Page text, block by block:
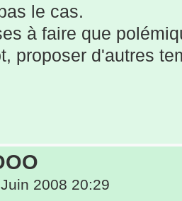
le cas.
à faire que
proposer d'autres
2008 20:29